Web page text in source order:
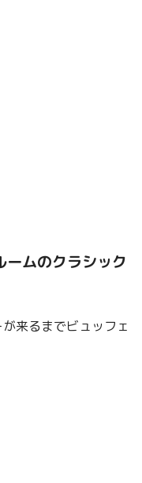
ームのクラシック
来るまでビュッフェ